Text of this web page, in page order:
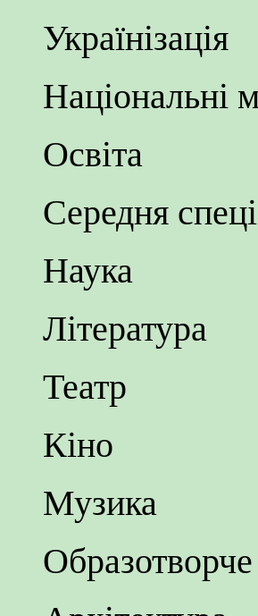
Українізація
Національні
Освіта
Середня
Наука
Література
Театр
Кіно
Музика